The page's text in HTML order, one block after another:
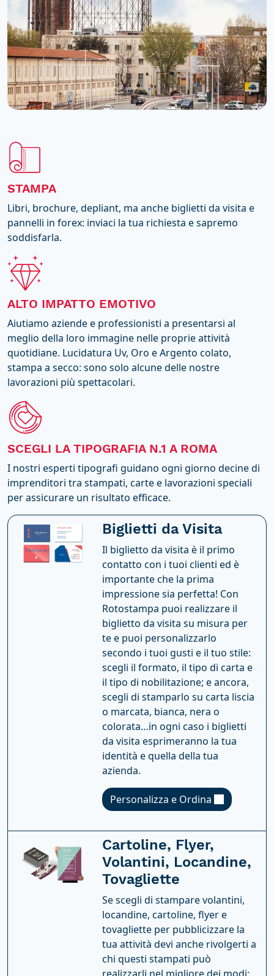
STAMPA
Libri, brochure, depliant, ma anche biglietti da visita e
pannelli in forex: inviaci la tua richiesta e sapremo
soddisfarla.
ALTO IMPATTO EMOTIVO
Aiutiamo aziende e professionisti a presentarsi al
meglio della loro immagine nelle proprie attività
quotidiane. Lucidatura Uv, Oro e Argento colato,
stampa a secco: sono solo alcune delle nostre
lavorazioni più spettacolari.
SCEGLI LA TIPOGRAFIA N.1 A ROMA
I nostri esperti tipografi guidano ogni giorno decine di
imprenditori tra stampati, carte e lavorazioni speciali
per assicurare un risultato efficace.
Biglietti da Visita
Il biglietto da visita è il primo
contatto con i tuoi clienti ed è
importante che la prima
impressione sia perfetta! Con
Rotostampa puoi realizzare il
biglietto da visita su misura per
te e puoi personalizzarlo
secondo i tuoi gusti e il tuo stile:
scegli il formato, il tipo di carta e
il tipo di nobilitazione; e ancora,
scegli di stamparlo su carta liscia
o marcata, bianca, nera o
colorata…in ogni caso i biglietti
da visita esprimeranno la tua
identità e quella della tua
azienda.
Personalizza e Ordina
Cartoline, Flyer,
Volantini, Locandine,
Tovagliette
Se scegli di stampare volantini,
locandine, cartoline, flyer e
tovagliette per pubblicizzare la
tua attività devi anche rivolgerti a
chi questi stampati può